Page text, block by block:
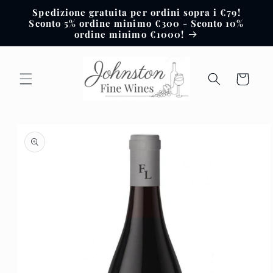
direttamente
ai contenuti
Spedizione gratuita per ordini sopra i €79!
Sconto 5% ordine minimo €300 - Sconto 10%
ordine minimo €1000!
Carrello
informazioni
sul prodotto